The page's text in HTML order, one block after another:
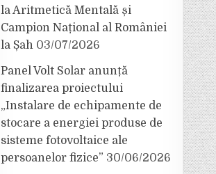
la Aritmetică Mentală și
Campion Național al României
la Șah 03/07/2026
Panel Volt Solar anunță
finalizarea proiectului
„Instalare de echipamente de
stocare a energiei produse de
sisteme fotovoltaice ale
persoanelor fizice” 30/06/2026